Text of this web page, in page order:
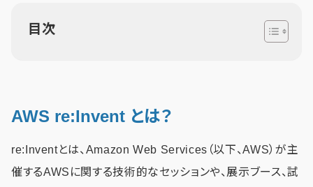
目次
AWS re:Invent とは？
re:Inventとは、Amazon Web Services（以下、AWS）が主
催するAWSに関する技術的なセッションや、展示ブース、試